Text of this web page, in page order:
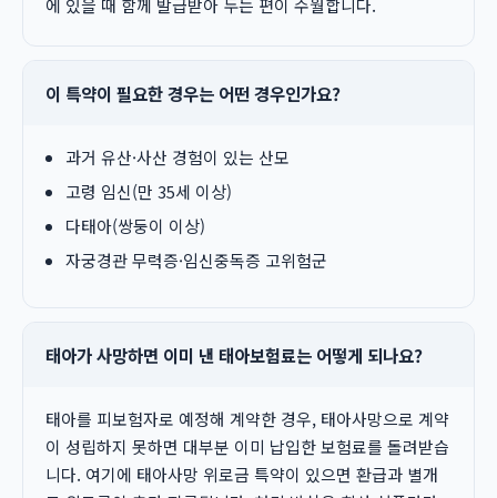
에 있을 때 함께 발급받아 두는 편이 수월합니다.
이 특약이 필요한 경우는 어떤 경우인가요?
과거 유산·사산 경험이 있는 산모
고령 임신(만 35세 이상)
다태아(쌍둥이 이상)
자궁경관 무력증·임신중독증 고위험군
태아가 사망하면 이미 낸 태아보험료는 어떻게 되나요?
태아를 피보험자로 예정해 계약한 경우, 태아사망으로 계약
이 성립하지 못하면 대부분 이미 납입한 보험료를 돌려받습
니다. 여기에 태아사망 위로금 특약이 있으면 환급과 별개